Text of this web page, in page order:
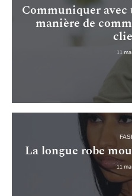
Communiquer
manière de
11
La longue robe
11